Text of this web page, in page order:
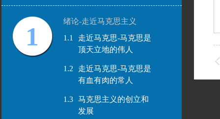
1
绪论-走近马克思主义
1.1
走近马克思-马克思是
顶天立地的伟人
1.2
走近马克思-马克思是
有血有肉的常人
1.3
马克思主义的创立和
发展